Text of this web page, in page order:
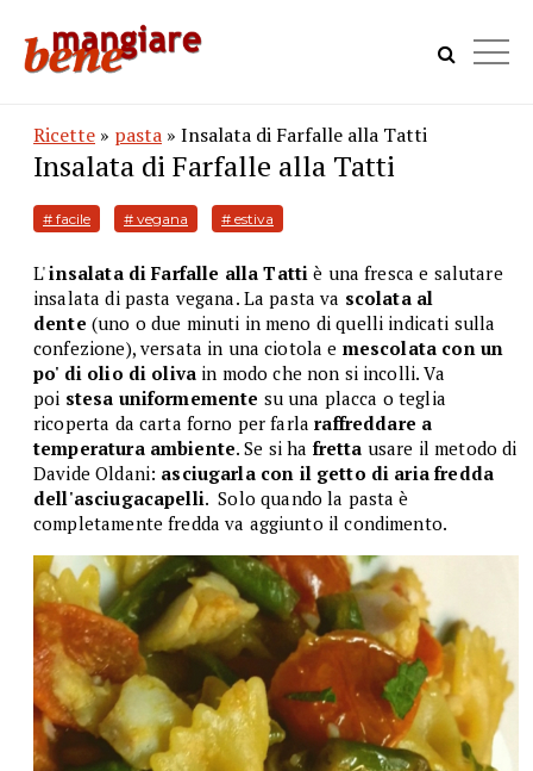
Ricette » pasta » Insalata di Farfalle alla Tatti
Insalata di Farfalle alla Tatti
# facile # vegana # estiva
L'insalata di Farfalle alla Tatti è una fresca e salutare
insalata di pasta vegana. La pasta va scolata al
dente (uno o due minuti in meno di quelli indicati sulla
confezione), versata in una ciotola e mescolata con un
po' di olio di oliva in modo che non si incolli. Va
poi stesa uniformemente su una placca o teglia
ricoperta da carta forno per farlaraffreddare a
temperatura ambiente. Se si ha fretta usare il metodo di
Davide Oldani: asciugarla con il getto di aria fredda
dell'asciugacapelli. Solo quando la pasta è
completamente fredda va aggiunto il condimento.